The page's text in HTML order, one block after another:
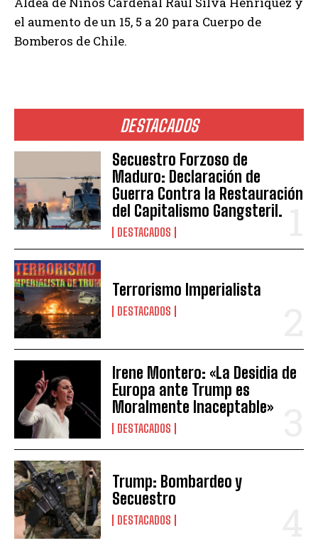
DESTACADOS
Secuestro Forzoso de
Maduro: Declaración de
Guerra Contra la Restauración
del Capitalismo Gangsteril.
DESTACADOS
Terrorismo Imperialista
DESTACADOS
Irene Montero: «La Desidia de
Europa ante Trump es
Moralmente Inaceptable»
DESTACADOS
Trump: Bombardeo y
Secuestro
DESTACADOS
el aumento de un 15, 5 a 20 para Cuerpo de
Bomberos de Chile.